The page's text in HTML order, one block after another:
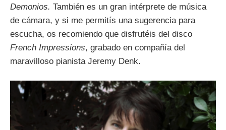
Demonios. También es un gran intérprete de música
de cámara, y si me permitís una sugerencia para
escucha, os recomiendo que disfrutéis del disco
French Impressions, grabado en compañía del
maravilloso pianista Jeremy Denk.